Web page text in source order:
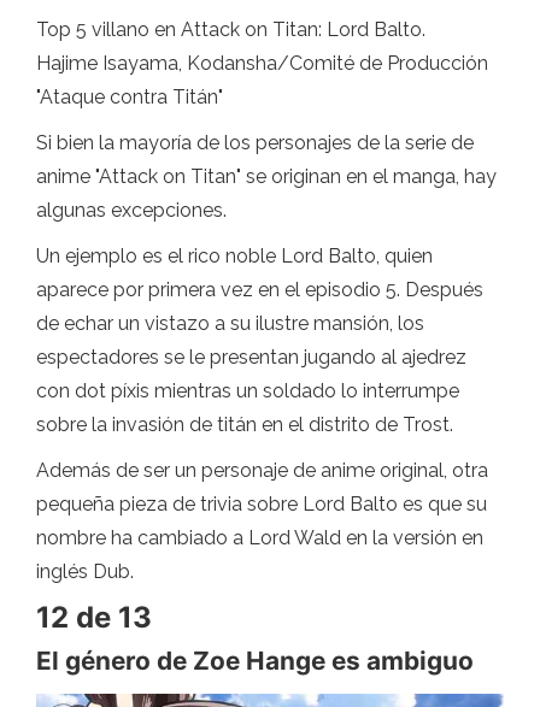
Top 5 villano en Attack on Titan: Lord Balto.
Hajime Isayama, Kodansha/Comité de Producción
"Ataque contra Titán"
Si bien la mayoría de los personajes de la serie de
anime "Attack on Titan" se originan en el manga, hay
algunas excepciones.
Un ejemplo es el rico noble Lord Balto, quien
aparece por primera vez en el episodio 5. Después
de echar un vistazo a su ilustre mansión, los
espectadores se le presentan jugando al ajedrez
con dot píxis mientras un soldado lo interrumpe
sobre la invasión de titán en el distrito de Trost.
Además de ser un personaje de anime original, otra
pequeña pieza de trivia sobre Lord Balto es que su
nombre ha cambiado a Lord Wald en la versión en
inglés Dub.
12 de 13
El género de Zoe Hange es ambiguo